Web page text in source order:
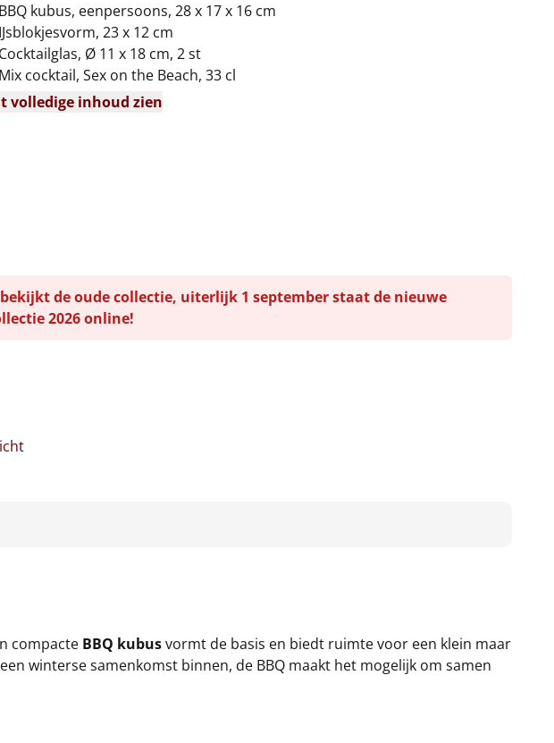
BBQ kubus, eenpersoons, 28 x 17 x 16 cm
IJsblokjesvorm, 23 x 12 cm
Cocktailglas, Ø 11 x 18 cm, 2 st
Mix cocktail, Sex on the Beach, 33 cl
volledige inhoud zien
de oude collectie, uiterlijk 1 september staat de nieuwe
2026 online!
compacte BBQ kubusvormt de basis en biedt ruimte voor een klein maar
winterse samenkomst binnen, de BBQ maakt het mogelijk om samen